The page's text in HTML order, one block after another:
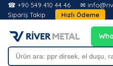
☎ +90 549 410 44 46
✉
Sipariş Takip
Hızlı Ödeme